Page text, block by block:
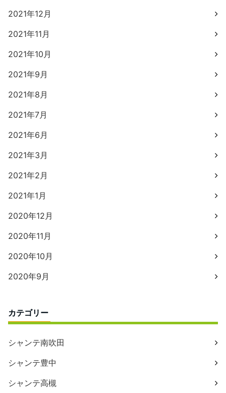
2021年12月
2021年11月
2021年10月
2021年9月
2021年8月
2021年7月
2021年6月
2021年3月
2021年2月
2021年1月
2020年12月
2020年11月
2020年10月
2020年9月
カテゴリー
シャンテ南吹田
シャンテ豊中
シャンテ高槻